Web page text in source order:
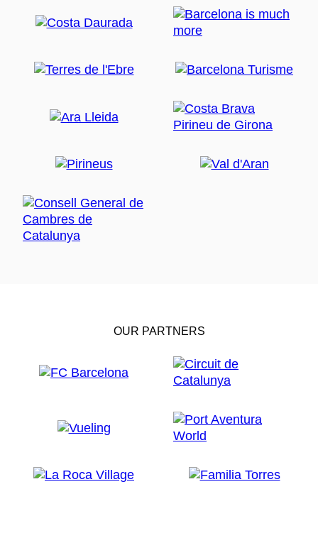
OUR PARTNERS